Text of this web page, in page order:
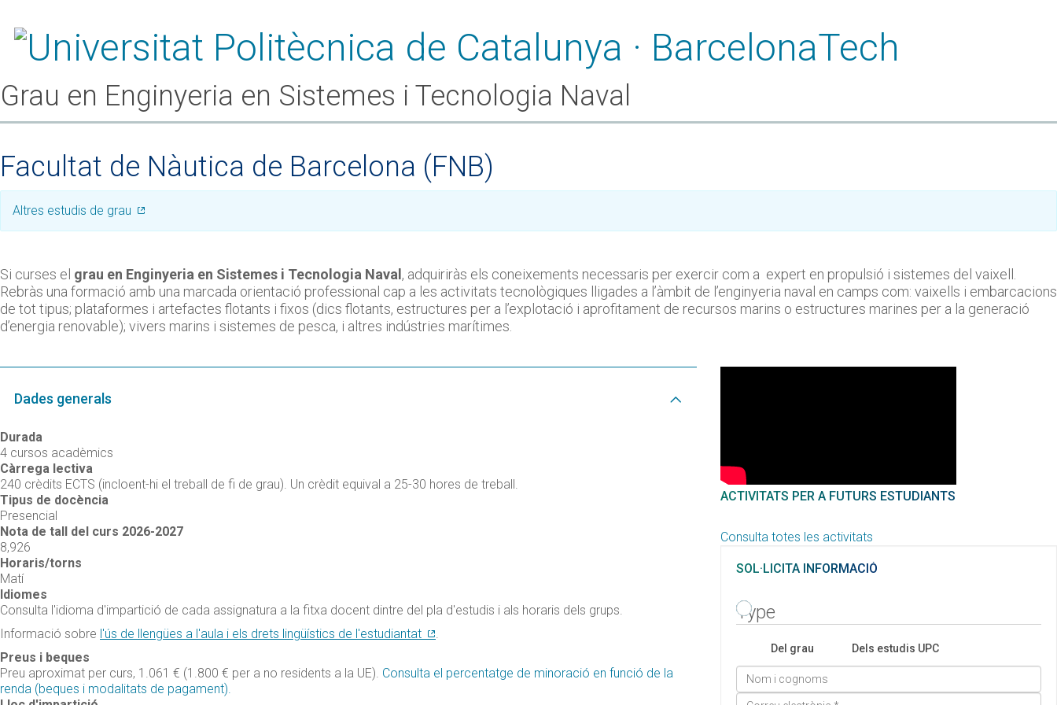
Grau en Enginyeria en Sistemes i Tecnologia Naval
Facultat de Nàutica de Barcelona (FNB)
Altres estudis de grau
Si curses el grau en Enginyeria en Sistemes i Tecnologia Naval , adquiriràs els coneixements necessaris per exercir com a expert en propulsió i sistemes del vaixell.
Rebràs una formació amb una marcada orientació professional cap a les activitats tecnològiques lligades a l’àmbit de l’enginyeria naval en camps com: vaixells i embarcacions
de tot tipus; plataformes i artefactes flotants i fixos (dics flotants, estructures per a l’explotació i aprofitament de recursos marins o estructures marines per a la generació
d’energia renovable); vivers marins i sistemes de pesca, i altres indústries marítimes.
Dades generals
Durada
4 cursos acadèmics
Càrrega lectiva
240 crèdits ECTS (incloent-hi el treball de fi de grau). Un crèdit equival a 25-30 hores de treball.
Tipus de docència
Presencial
Nota de tall del curs 2026-2027
8,926
Horaris/torns
Matí
Idiomes
Consulta l'idioma d'impartició de cada assignatura a la fitxa docent dintre del pla d'estudis i als horaris dels grups.
Informació sobre l'ús de llengües a l'aula i els drets lingüístics de l'estudiantat
.
Preus i beques
Preu aproximat per curs, 1.061 € (1.800 € per a no residents a la UE). Consulta el percentatge de minoració en funció de la
renda (beques i modalitats de pagament).
ACTIVITATS PER A FUTURS ESTUDIANTS
Consulta totes les activitats
SOL·LICITA INFORMACIÓ
Type
Del grau Dels estudis UPC